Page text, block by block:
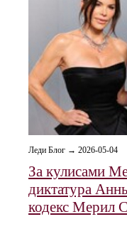
Леди Блог → 2026-05-04
За кулисами
диктатура
кодекс Мерил